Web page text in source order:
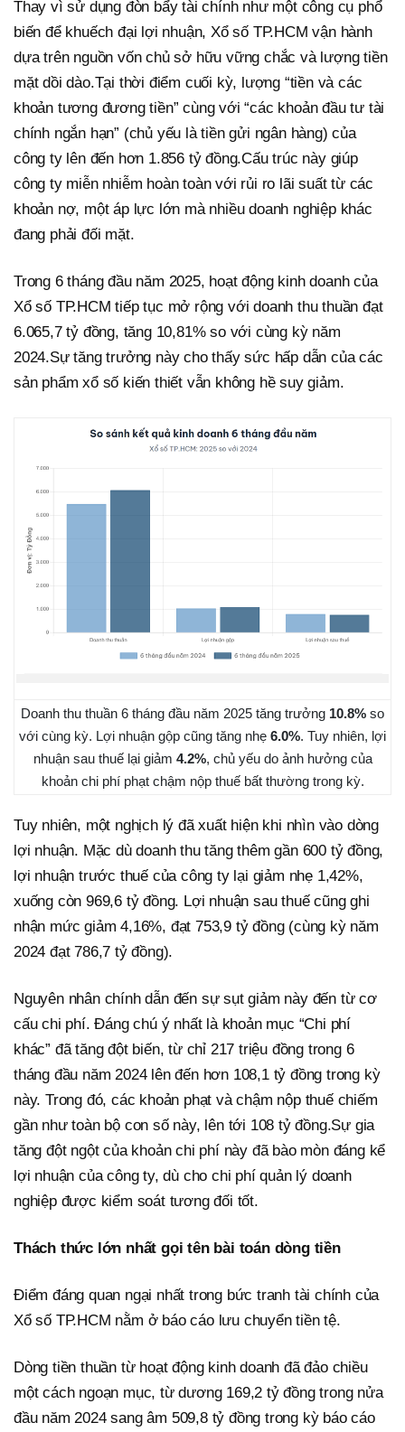
Thay vì sử dụng đòn bẩy tài chính như một công cụ phổ
biến để khuếch đại lợi nhuận, Xổ số TP.HCM vận hành
dựa trên nguồn vốn chủ sở hữu vững chắc và lượng tiền
mặt dồi dào.Tại thời điểm cuối kỳ, lượng “tiền và các
khoản tương đương tiền” cùng với “các khoản đầu tư tài
chính ngắn hạn” (chủ yếu là tiền gửi ngân hàng) của
công ty lên đến hơn 1.856 tỷ đồng.Cấu trúc này giúp
công ty miễn nhiễm hoàn toàn với rủi ro lãi suất từ các
khoản nợ, một áp lực lớn mà nhiều doanh nghiệp khác
đang phải đối mặt.
Trong 6 tháng đầu năm 2025, hoạt động kinh doanh của
Xổ số TP.HCM tiếp tục mở rộng với doanh thu thuần đạt
6.065,7 tỷ đồng, tăng 10,81% so với cùng kỳ năm
2024.Sự tăng trưởng này cho thấy sức hấp dẫn của các
sản phẩm xổ số kiến thiết vẫn không hề suy giảm.
Doanh thu thuần 6 tháng đầu năm 2025 tăng trưởng 10.8% so
với cùng kỳ. Lợi nhuận gộp cũng tăng nhẹ 6.0%. Tuy nhiên, lợi
nhuận sau thuế lại giảm 4.2%, chủ yếu do ảnh hưởng của
khoản chi phí phạt chậm nộp thuế bất thường trong kỳ.
Tuy nhiên, một nghịch lý đã xuất hiện khi nhìn vào dòng
lợi nhuận. Mặc dù doanh thu tăng thêm gần 600 tỷ đồng,
lợi nhuận trước thuế của công ty lại giảm nhẹ 1,42%,
xuống còn 969,6 tỷ đồng. Lợi nhuận sau thuế cũng ghi
nhận mức giảm 4,16%, đạt 753,9 tỷ đồng (cùng kỳ năm
2024 đạt 786,7 tỷ đồng).
Nguyên nhân chính dẫn đến sự sụt giảm này đến từ cơ
cấu chi phí. Đáng chú ý nhất là khoản mục “Chi phí
khác” đã tăng đột biến, từ chỉ 217 triệu đồng trong 6
tháng đầu năm 2024 lên đến hơn 108,1 tỷ đồng trong kỳ
này. Trong đó, các khoản phạt và chậm nộp thuế chiếm
gần như toàn bộ con số này, lên tới 108 tỷ đồng.Sự gia
tăng đột ngột của khoản chi phí này đã bào mòn đáng kể
lợi nhuận của công ty, dù cho chi phí quản lý doanh
nghiệp được kiểm soát tương đối tốt.
Thách thức lớn nhất gọi tên bài toán dòng tiền
Điểm đáng quan ngại nhất trong bức tranh tài chính của
Xổ số TP.HCM nằm ở báo cáo lưu chuyển tiền tệ.
Dòng tiền thuần từ hoạt động kinh doanh đã đảo chiều
một cách ngoạn mục, từ dương 169,2 tỷ đồng trong nửa
đầu năm 2024 sang âm 509,8 tỷ đồng trong kỳ báo cáo